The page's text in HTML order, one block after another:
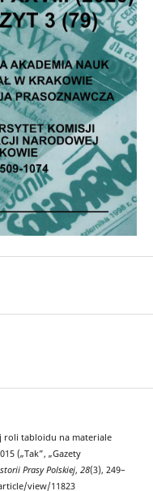
roli tabloidu na materiale
(„Tak”, „Gazety
Prasy Polskiej, 28(3), 249–
view/11823